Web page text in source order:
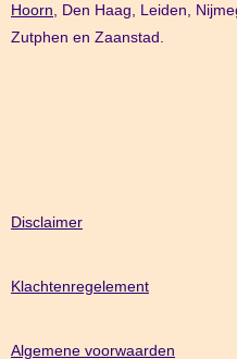
Hoorn, Den Haag, Leiden,
Zutphen en Zaanstad.
Disclaimer
Klachtenregelement
Algemene voorwaarden